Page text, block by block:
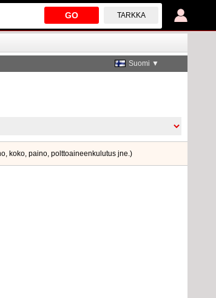
GO TARKKA
Suomi ▼
koko, paino, polttoaineenkulutus jne.)